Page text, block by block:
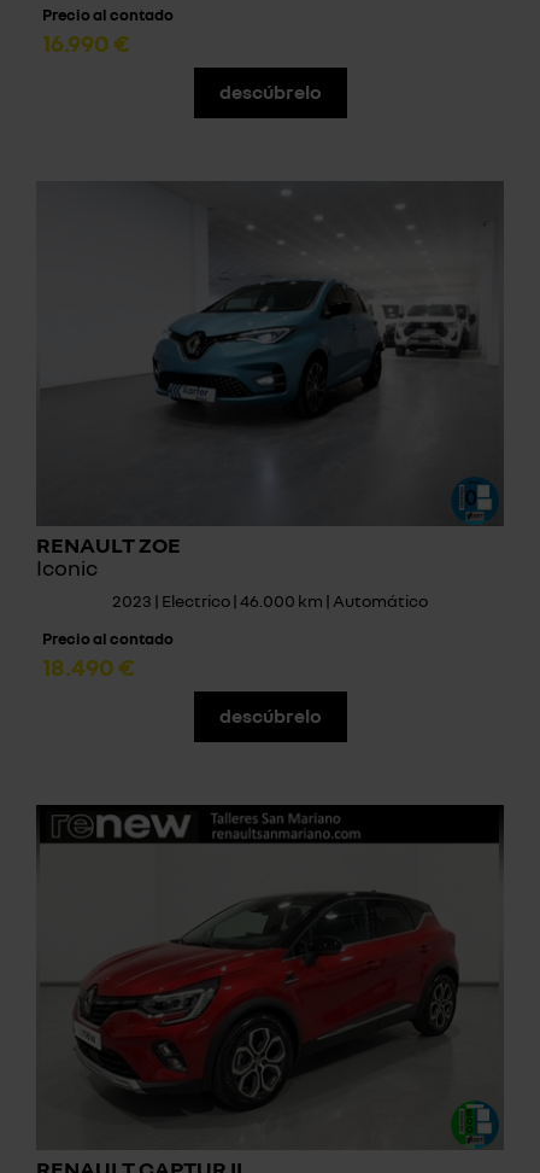
Precio al contado
16.990 €
descúbrelo
RENAULT ZOE
Iconic
2023 | Electrico | 46.000 km | Automático
Precio al contado
18.490 €
descúbrelo